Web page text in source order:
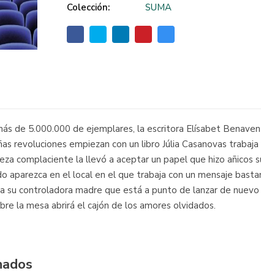
Colección:
SUMA
de 5.000.000 de ejemplares, la escritora Elísabet
revoluciones empiezan con un libro Júlia Casanovas
complaciente la llevó a aceptar un papel que hizo añicos
aparezca en el local en el que trabaja con un mensaje
su controladora madre que está a punto de lanzar de
la mesa abrirá el cajón de los amores olvidados.